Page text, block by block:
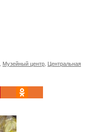
Музейный центр Центральная